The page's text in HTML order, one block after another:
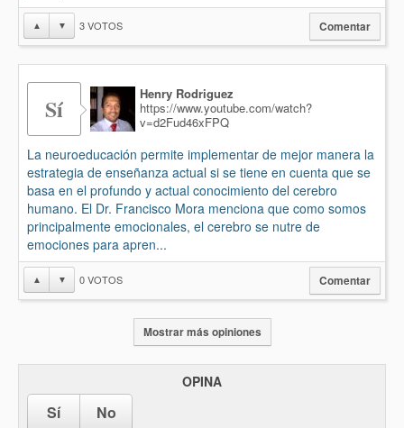
▲ ▼ 3VOTOS Comentar
Sí
Henry Rodriguez
https://www.youtube.com/watch?
v=d2Fud46xFPQ
La neuroeducación permite implementar de mejor manera la
estrategia de enseñanza actual si se tiene en cuenta que se
basa en el profundo y actual conocimiento del cerebro
humano. El Dr. Francisco Mora menciona que como somos
principalmente emocionales, el cerebro se nutre de
emociones para apren...
▲ ▼ 0VOTOS Comentar
Mostrar más opiniones
OPINA
Sí No